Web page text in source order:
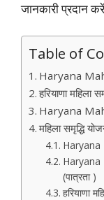
जानकारी प्रदान
Table of
Haryana
हरियाणा महिला
Haryana
महिला समृद्धि
Haryana
Haryana
(पात्रता )
हरियाणा